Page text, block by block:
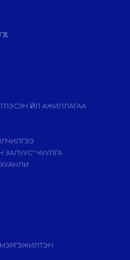
ҮЙЛ АЖИЛЛАГАА
ЗАЛУУС" ЧУУЛГА